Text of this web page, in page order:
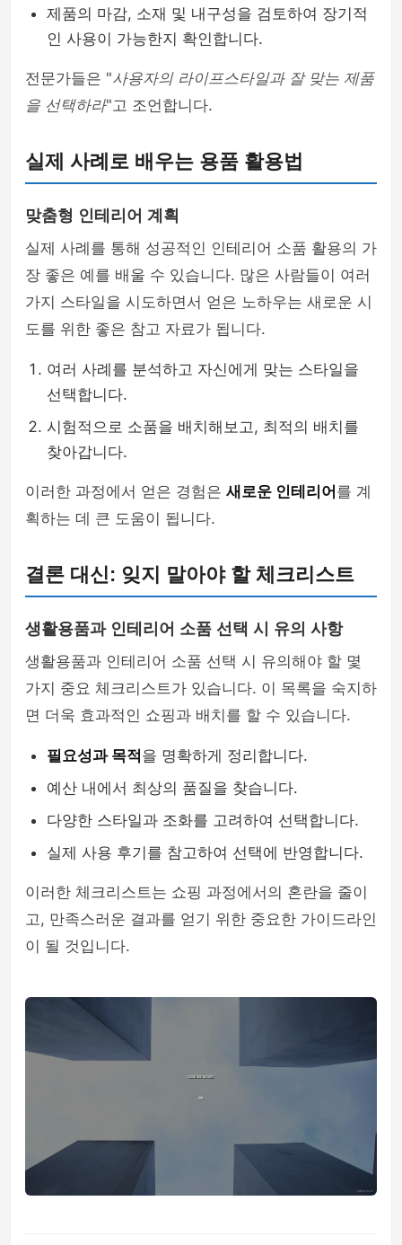
제품의 마감, 소재 및 내구성을 검토하여 장기적
인 사용이 가능한지 확인합니다.
전문가들은 "사용자의 라이프스타일과 잘 맞는 제품
을 선택하라"고 조언합니다.
실제 사례로 배우는 용품 활용법
맞춤형 인테리어 계획
실제 사례를 통해 성공적인 인테리어 소품 활용의 가
장 좋은 예를 배울 수 있습니다. 많은 사람들이 여러
가지 스타일을 시도하면서 얻은 노하우는 새로운 시
도를 위한 좋은 참고 자료가 됩니다.
여러 사례를 분석하고 자신에게 맞는 스타일을
선택합니다.
시험적으로 소품을 배치해보고, 최적의 배치를
찾아갑니다.
이러한 과정에서 얻은 경험은 새로운 인테리어 를 계
획하는 데 큰 도움이 됩니다.
결론 대신: 잊지 말아야 할 체크리스트
생활용품과 인테리어 소품 선택 시 유의 사항
생활용품과 인테리어 소품 선택 시 유의해야 할 몇
가지 중요 체크리스트가 있습니다. 이 목록을 숙지하
면 더욱 효과적인 쇼핑과 배치를 할 수 있습니다.
필요성과 목적을 명확하게 정리합니다.
예산 내에서 최상의 품질을 찾습니다.
다양한 스타일과 조화를 고려하여 선택합니다.
실제 사용 후기를 참고하여 선택에 반영합니다.
이러한 체크리스트는 쇼핑 과정에서의 혼란을 줄이
고, 만족스러운 결과를 얻기 위한 중요한 가이드라인
이 될 것입니다.